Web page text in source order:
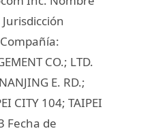
CO.; LTD.
E. RD.;
CITY 104; TAIPEI
Fecha de